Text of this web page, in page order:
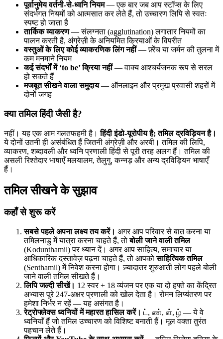
पूर्वानुमेय वर्तनी-से-ध्वनि नियम— एक बार जब आप स्टॉप्स के लिए
संदर्भगत नियमों को आत्मसात कर लेते हैं, तो उच्चारण लिपि से स्वतः
स्पष्ट हो जाता है
तार्किक व्याकरण— संलग्नता (agglutination) लगातार नियमों का
पालन करती है, अंग्रेज़ी के अनियमित क्रियाओं के विपरीत
वस्तुओं के लिए कोई व्याकरणिक लिंग नहीं— फ़्रेंच या जर्मन की तुलना में
कम मनमाने नियम
कई संदर्भों में ‘to be’ क्रिया नहीं— वाक्य आश्चर्यजनक रूप से सरल
हो सकते हैं
मजबूत सीखने वाला समुदाय— ऑनलाइन और प्रमुख प्रवासी शहरों में
दोनों जगह
क्या तमिल हिंदी जैसी है?
नहीं। यह एक आम गलतफहमी है।हिंदी इंडो-यूरोपीय है; तमिल द्रविड़ियन है।
ये दोनों उतनी ही असंबंधित हैं जितनी अंग्रेज़ी और अरबी। तमिल की लिपि,
व्याकरण, शब्दावली और ध्वनि प्रणाली हिंदी से पूरी तरह अलग हैं। तमिल की
असली रिश्तेदार भाषाएँ मलयालम, तेलुगु, कन्नड़ और अन्य द्रविड़ियन भाषाएँ
हैं।
तमिल सीखने के सुझाव
कहाँ से शुरू करें
सबसे पहले अपना लक्ष्य तय करें। अगर आप परिवार से बात करना या
तमिलनाडु में यात्रा करना चाहते हैं, तोबोली जाने वाली तमिल
(Kodunthamil) पर ध्यान दें। अगर आप साहित्य, समाचार या
आधिकारिक दस्तावेज़ पढ़ना चाहते हैं, तो आपकोसाहित्यिक तमिल
(Senthamil) में निवेश करना होगा। ज़्यादातर शुरुआती लोग पहले बोली
जाने वाली तमिल सीखते हैं।
लिपि जल्दी सीखें। 12 स्वर + 18 व्यंजन पर एक या दो हफ्ते का केंद्रित
अभ्यास पूरे 247-अक्षर प्रणाली को खोल देता है। रोमन लिप्यंतरण पर
हमेशा निर्भर न रहें — यह असंगत है।
रेट्रोफ्लेक्स ध्वनियों में महारत हासिल करें। ட், ண், ள், ழ் — ये वे
ध्वनियाँ हैं जो तमिल उच्चारण को विशिष्ट बनाती हैं। मूल वक्ता तुरंत
पहचान लेते हैं।